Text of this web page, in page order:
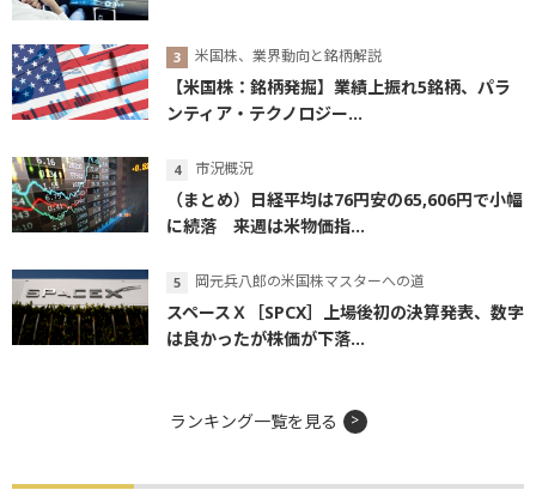
米国株、業界動向と銘柄解説
【米国株：銘柄発掘】業績上振れ5銘柄、パラ
ンティア・テクノロジー...
市況概況
（まとめ）日経平均は76円安の65,606円で小幅
に続落 来週は米物価指...
岡元兵八郎の米国株マスターへの道
スペースＸ［SPCX］上場後初の決算発表、数字
は良かったが株価が下落...
ランキング一覧を見る